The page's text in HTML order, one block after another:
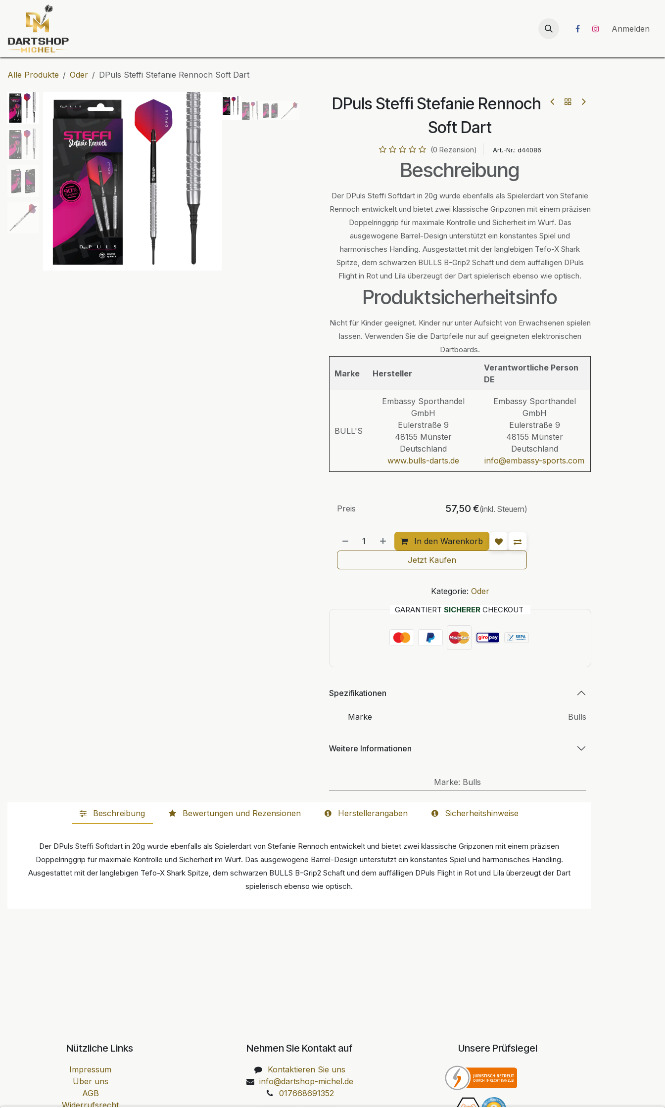
Zum Inhalt springen
UNICORN-Launch 2026 Anmelden
Alle Produkte Oder DPuls Steffi Stefanie Rennoch Soft Dart
DPuls Steffi Stefanie Rennoch
Soft Dart
(0 Rezension) Art.-Nr.: d44086
Beschreibung
Der DPuls Steffi Softdart in 20g wurde ebenfalls als Spielerdart von Stefanie
Rennoch entwickelt und bietet zwei klassische Gripzonen mit einem präzisen
Doppelringgrip für maximale Kontrolle und Sicherheit im Wurf. Das
ausgewogene Barrel-Design unterstützt ein konstantes Spiel und
harmonisches Handling. Ausgestattet mit der langlebigen Tefo-X Shark
Spitze, dem schwarzen BULLS B-Grip2 Schaft und dem auffälligen DPuls
Flight in Rot und Lila überzeugt der Dart spielerisch ebenso wie optisch.
Produktsicherheitsinfo
Nicht für Kinder geeignet. Kinder nur unter Aufsicht von Erwachsenen spielen
lassen. Verwenden Sie die Dartpfeile nur auf geeigneten elektronischen
Dartboards.
Marke Hersteller
Verantwortliche Person
DE
BULL'S
Embassy Sporthandel
GmbH
Eulerstraße 9
48155 Münster
Deutschland
www.bulls-darts.de
Embassy Sporthandel
GmbH
Eulerstraße 9
48155 Münster
Deutschland
info@embassy-sports.com
In den Warenkorb
Preis 57,50 €(inkl. Steuern)
Jetzt Kaufen
Kategorie: Oder
GARANTIERT SICHERERCHECKOUT
Spezifikationen
Marke Bulls
Weitere Informationen
Marke: Bulls
Beschreibung Bewertungen und Rezensionen Herstellerangaben Sicherheitshinweise
Der DPuls Steffi Softdart in 20g wurde ebenfalls als Spielerdart von Stefanie Rennoch entwickelt und bietet zwei klassische Gripzonen mit einem präzisen
Doppelringgrip für maximale Kontrolle und Sicherheit im Wurf. Das ausgewogene Barrel-Design unterstützt ein konstantes Spiel und harmonisches Handling.
Ausgestattet mit der langlebigen Tefo-X Shark Spitze, dem schwarzen BULLS B-Grip2 Schaft und dem auffälligen DPuls Flight in Rot und Lila überzeugt der Dart
spielerisch ebenso wie optisch.
Nützliche Links
Impressum
Über uns
AGB
Widerrufsrecht
Nehmen Sie Kontakt auf
Kontaktieren Sie uns
info@dartshop-michel.de
017668691352
Unsere Prüfsiegel